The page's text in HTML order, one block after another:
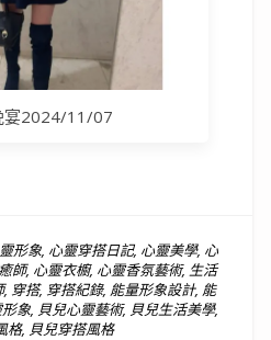
宴2024/11/07
形象, 心靈穿搭日記, 心靈美學, 心
師, 心靈衣櫥, 心靈香氛藝術, 生活
, 穿搭, 穿搭紀錄, 能量形象設計, 能
象, 貝兒心靈藝術, 貝兒生活美學,
格, 貝兒穿搭風格